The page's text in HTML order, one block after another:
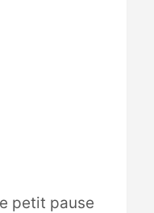
petit pause